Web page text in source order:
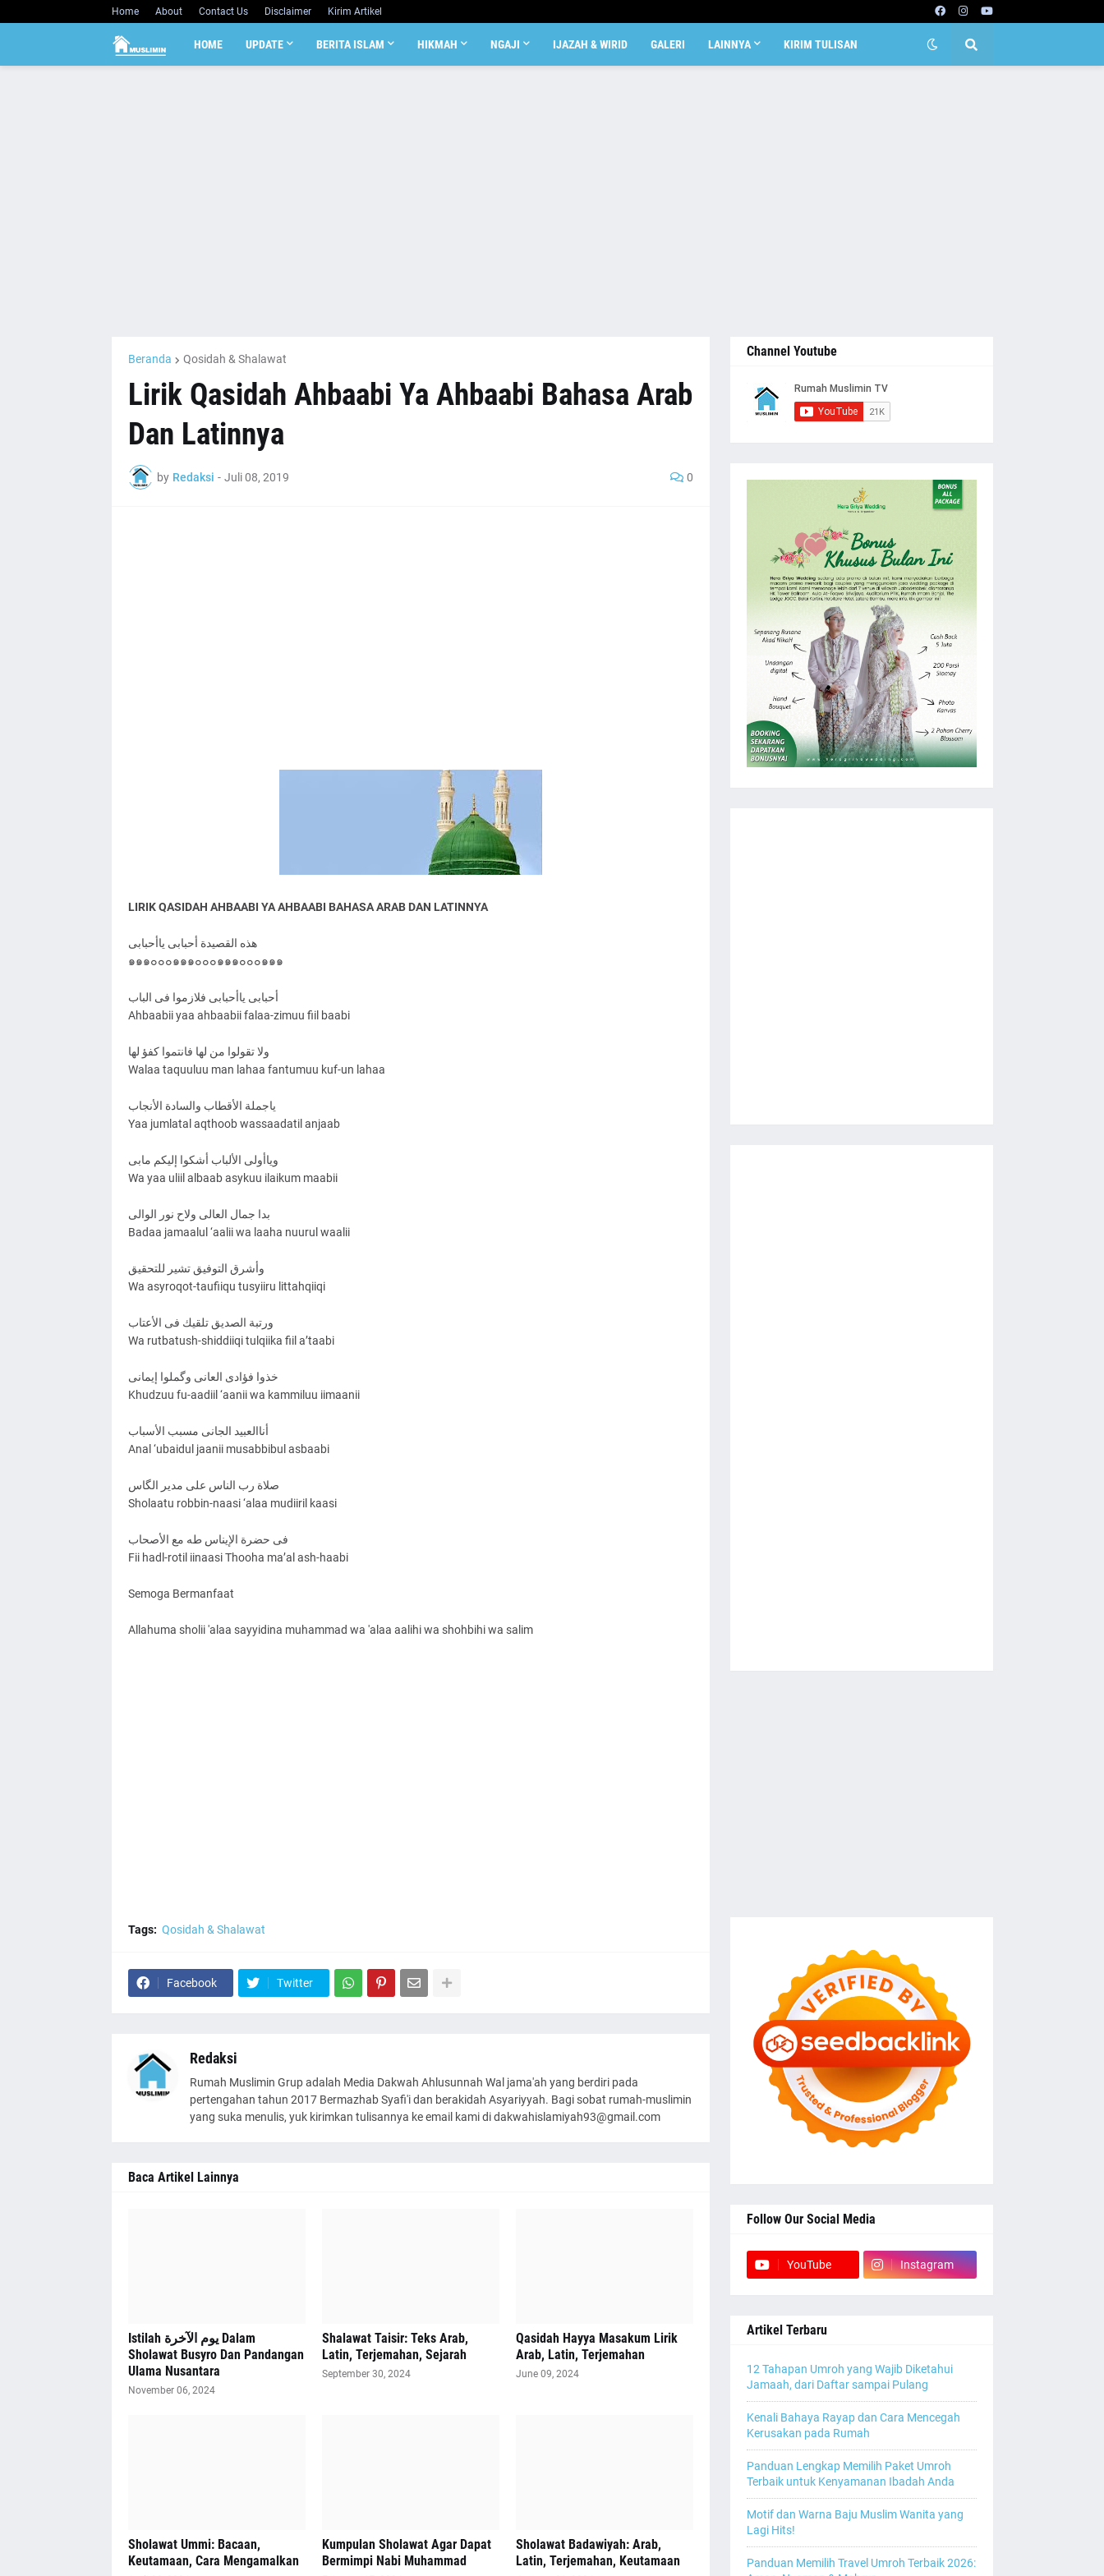
Home About Contact Us Disclaimer Kirim Artikel
HOME UPDATE BERITA ISLAM HIKMAH NGAJI IJAZAH & WIRID GALERI LAINNYA KIRIM TULISAN
Beranda Qosidah & Shalawat
Lirik Qasidah Ahbaabi Ya Ahbaabi Bahasa Arab
Dan Latinnya
by Redaksi - Juli 08, 2019 0
LIRIK QASIDAH AHBAABI YA AHBAABI BAHASA ARAB DAN LATINNYA
هذه القصيدة أحبابی ياأحبابی
๑๑๑๐๐๐๑๑๑๐๐๐๑๑๑๐๐๐๑๑๑
أحبابی ياأحبابی فلازموا فی الباب
Ahbaabii yaa ahbaabii falaa-zimuu fiil baabi
ولا تقولوا من لها فانتموا کفؤ لها
Walaa taquuluu man lahaa fantumuu kuf-un lahaa
ياجملة الأقطاب والسادة الأنجاب
Yaa jumlatal aqthoob wassaadatil anjaab
وياأولی الألباب أشکوا إليکم مابی
Wa yaa uliil albaab asykuu ilaikum maabii
بدا جمال العالی ولاح نور الوالی
Badaa jamaalul ‘aalii wa laaha nuurul waalii
وأشرق التوفيق تشير للتحقيق
Wa asyroqot-taufiiqu tusyiiru littahqiiqi
ورتبة الصديق تلقيك فی الأعتاب
Wa rutbatush-shiddiiqi tulqiika fiil a’taabi
خذوا فؤادی العانی وگملوا إيمانی
Khudzuu fu-aadiil ‘aanii wa kammiluu iimaanii
أناالعبيد الجانی مسبب الأسباب
Anal ‘ubaidul jaanii musabbibul asbaabi
صلاة رب الناس علی مدير الگاس
Sholaatu robbin-naasi ‘alaa mudiiril kaasi
فی حضرة الإيناس طه مع الأصحاب
Fii hadl-rotil iinaasi Thooha ma’al ash-haabi
Semoga Bermanfaat
Allahuma sholii 'alaa sayyidina muhammad wa 'alaa aalihi wa shohbihi wa salim
Tags: Qosidah & Shalawat
Facebook Twitter
Redaksi
Rumah Muslimin Grup adalah Media Dakwah Ahlusunnah Wal jama'ah yang berdiri pada
pertengahan tahun 2017 Bermazhab Syafi'i dan berakidah Asyariyyah. Bagi sobat rumah-muslimin
yang suka menulis, yuk kirimkan tulisannya ke email kami di dakwahislamiyah93@gmail.com
Baca Artikel Lainnya
Istilah يوم الآخرة Dalam
Sholawat Busyro Dan Pandangan
Ulama Nusantara
November 06, 2024
Shalawat Taisir: Teks Arab,
Latin, Terjemahan, Sejarah
September 30, 2024
Qasidah Hayya Masakum Lirik
Arab, Latin, Terjemahan
June 09, 2024
Sholawat Ummi: Bacaan,
Keutamaan, Cara Mengamalkan
Kumpulan Sholawat Agar Dapat
Bermimpi Nabi Muhammad
Sholawat Badawiyah: Arab,
Latin, Terjemahan, Keutamaan
Channel Youtube
Follow Our Social Media
YouTube Instagram
Artikel Terbaru
12 Tahapan Umroh yang Wajib Diketahui
Jamaah, dari Daftar sampai Pulang
Kenali Bahaya Rayap dan Cara Mencegah
Kerusakan pada Rumah
Panduan Lengkap Memilih Paket Umroh
Terbaik untuk Kenyamanan Ibadah Anda
Motif dan Warna Baju Muslim Wanita yang
Lagi Hits!
Panduan Memilih Travel Umroh Terbaik 2026: